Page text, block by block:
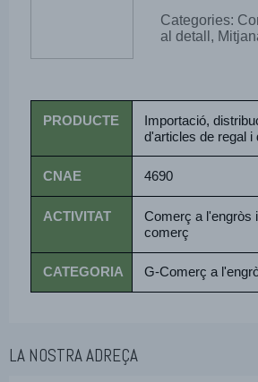
Categories:
al detall,
PRODUCTE
Importació,
d'articles de regal i
CNAE 4690
ACTIVITAT
Comerç a l'engròs
comerç
CATEGORIA G-Comerç a
LA NOSTRA ADREÇA